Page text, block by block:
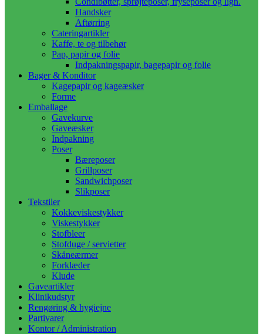
Handsker
Aftørring
Cateringartikler
Kaffe, te og tilbehør
Pap, papir og folie
Indpakningspapir, bagepapir og folie
Bager & Konditor
Kagepapir og kageæsker
Forme
Emballage
Gavekurve
Gaveæsker
Indpakning
Poser
Bæreposer
Grillposer
Sandwichposer
Slikposer
Tekstiler
Kokkeviskestykker
Viskestykker
Stofbleer
Stofduge / servietter
Skåneærmer
Forklæder
Klude
Gaveartikler
Klinikudstyr
Rengøring & hygiejne
Partivarer
Kontor / Administration